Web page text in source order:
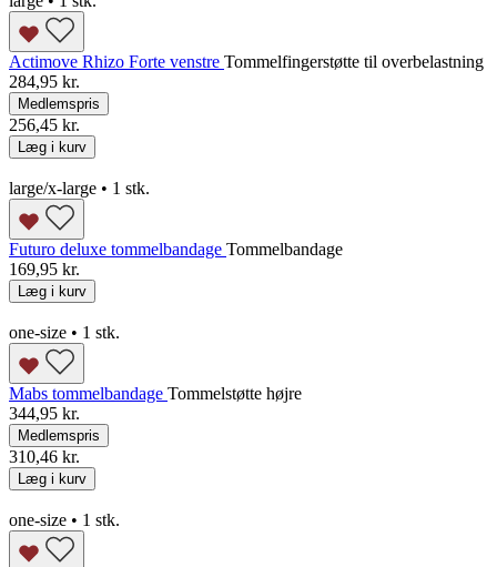
Actimove Rhizo Forte venstre Tommelfingerstøtte til overbelastning
284,95 kr.
Medlemspris
256,45 kr.
Læg i kurv
large/x-large • 1 stk.
Futuro deluxe tommelbandage Tommelbandage
169,95 kr.
Læg i kurv
one-size • 1 stk.
Mabs tommelbandage Tommelstøtte højre
344,95 kr.
Medlemspris
310,46 kr.
Læg i kurv
one-size • 1 stk.